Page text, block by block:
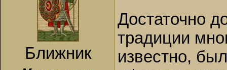
Ближник
Достаточно
традиции
известно,